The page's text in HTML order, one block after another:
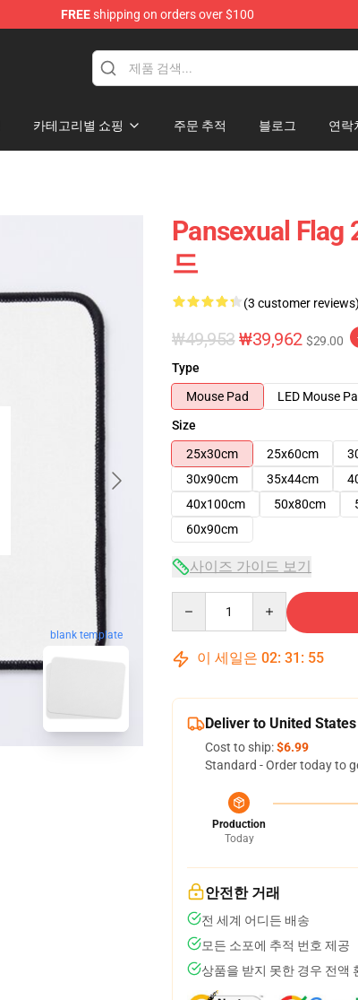
FREEshipping on orders over $100
카테고리별 쇼핑 주문 추적 블로그 연락
blank template
Pansexual Flag
드
(3 customer reviews)
₩49,953 ₩39,962 $29.00
Type
Mouse Pad
LED Mouse
Size
25x30cm
25x60cm
30x90cm
35x44cm
40x100cm
50x80cm
60x90cm
사이즈 가이드 보기
이 세일은 02: 31 : 54
Deliver to United States
Cost to ship:$6.99
Standard - Order today to
Production
Today
안전한 거래
전 세계 어디든 배송
모든 소포에 추적 번호 제공
상품을 받지 못한 경우 전액